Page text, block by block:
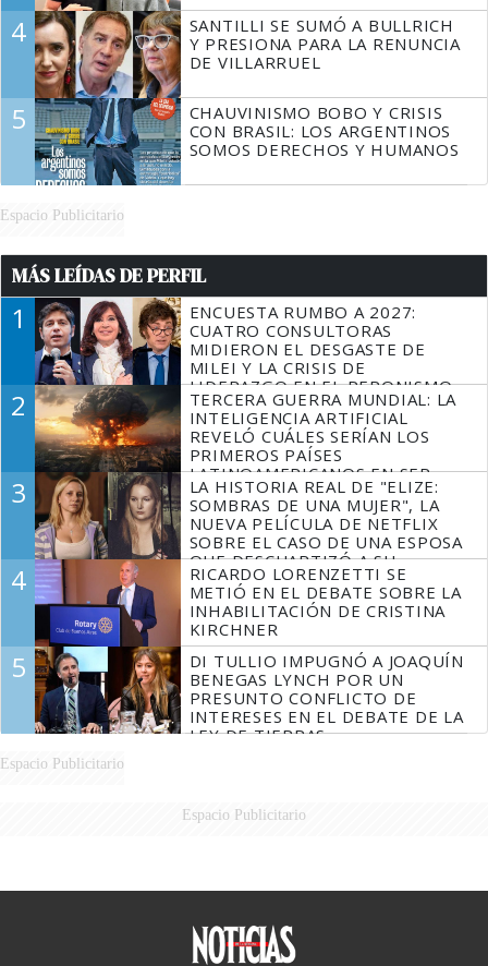
4
SANTILLI SE SUMÓ A BULLRICH
Y PRESIONA PARA LA RENUNCIA
DE VILLARRUEL
5
CHAUVINISMO BOBO Y CRISIS
CON BRASIL: LOS ARGENTINOS
SOMOS DERECHOS Y HUMANOS
Espacio Publicitario
MÁS LEÍDAS DE PERFIL
1
ENCUESTA RUMBO A 2027:
CUATRO CONSULTORAS
MIDIERON EL DESGASTE DE
MILEI Y LA CRISIS DE
LIDERAZGO EN EL PERONISMO
2
TERCERA GUERRA MUNDIAL: LA
INTELIGENCIA ARTIFICIAL
REVELÓ CUÁLES SERÍAN LOS
PRIMEROS PAÍSES
LATINOAMERICANOS EN SER
DERROTADOS
3
LA HISTORIA REAL DE "ELIZE:
SOMBRAS DE UNA MUJER", LA
NUEVA PELÍCULA DE NETFLIX
SOBRE EL CASO DE UNA ESPOSA
QUE DESCUARTIZÓ A SU
MARIDO
4
RICARDO LORENZETTI SE
METIÓ EN EL DEBATE SOBRE LA
INHABILITACIÓN DE CRISTINA
KIRCHNER
5
DI TULLIO IMPUGNÓ A JOAQUÍN
BENEGAS LYNCH POR UN
PRESUNTO CONFLICTO DE
INTERESES EN EL DEBATE DE LA
LEY DE TIERRAS
Espacio Publicitario
Espacio Publicitario